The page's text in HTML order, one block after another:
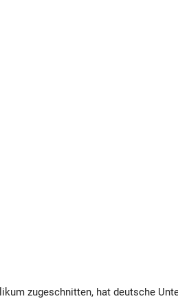
zugeschnitten, hat deutsche